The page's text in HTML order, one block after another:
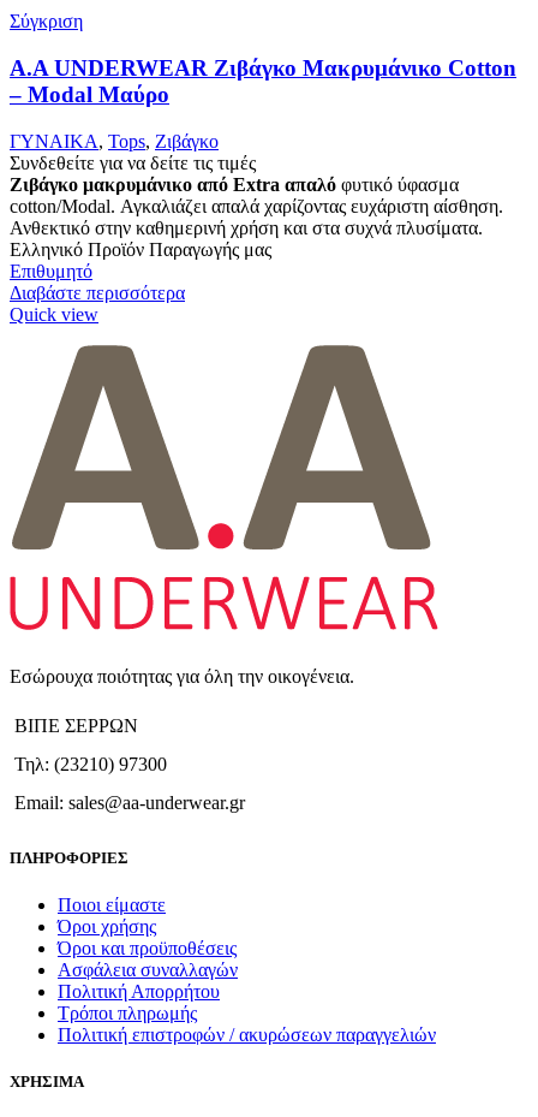
Σύγκριση
Α.A UNDERWEAR Ζιβάγκο Μακρυμάνικο Cotton
– Modal Μαύρο
ΓΥΝΑΙΚΑ, Tops, Ζιβάγκο
Συνδεθείτε για να δείτε τις τιμές
Ζιβάγκο μακρυμάνικο από Extra απαλό φυτικό ύφασμα
cotton/Modal. Αγκαλιάζει απαλά χαρίζοντας ευχάριστη αίσθηση.
Ανθεκτικό στην καθημερινή χρήση και στα συχνά πλυσίματα.
Ελληνικό Προϊόν Παραγωγής μας
Επιθυμητό
Διαβάστε περισσότερα
Quick view
Εσώρουχα ποιότητας για όλη την οικογένεια.
ΒΙΠΕ ΣΕΡΡΩΝ
Τηλ: (23210) 97300
Email: sales@aa-underwear.gr
ΠΛΗΡΟΦΟΡΙΕΣ
Ποιοι είμαστε
Όροι χρήσης
Όροι και προϋποθέσεις
Ασφάλεια συναλλαγών
Πολιτική Απορρήτου
Τρόποι πληρωμής
Πολιτική επιστροφών / ακυρώσεων παραγγελιών
ΧΡΗΣΙΜΑ